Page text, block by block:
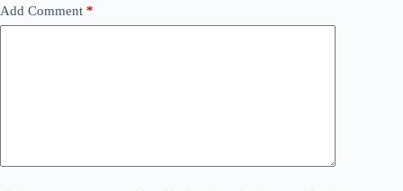
Add Comment *